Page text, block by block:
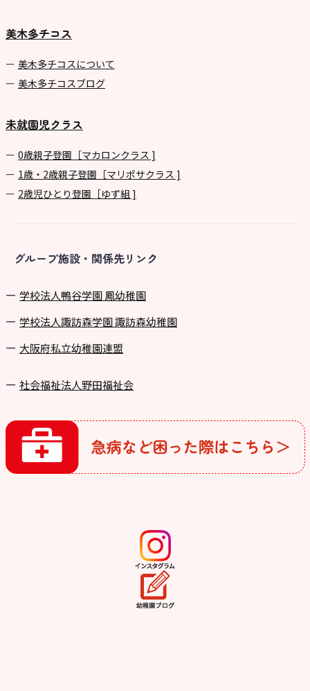
美木多チコス
美⽊多チコスについて
美⽊多チコスブログ
未就園児クラス
0歳親子登園［マカロンクラス ]
1歳・2歳親子登園［マリポサクラス ]
2歳児ひとり登園［ゆず組 ]
グループ施設・関係先リンク
学校法⼈鴨⾕学園 鳳幼稚園
学校法⼈諏訪森学園 諏訪森幼稚園
⼤阪府私⽴幼稚園連盟
社会福祉法人野田福祉会